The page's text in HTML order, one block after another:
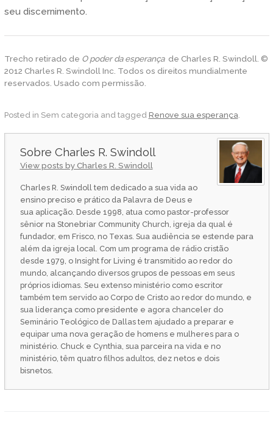
seu discernimento.
Trecho retirado de O poder da esperança de Charles R. Swindoll. ©
2012 Charles R. Swindoll Inc. Todos os direitos mundialmente
reservados. Usado com permissão.
Posted in Sem categoria and tagged Renove sua esperança.
Charles R. Swindoll
View posts by Charles R. Swindoll
Charles R. Swindoll tem dedicado a sua vida ao
ensino preciso e prático da Palavra de Deus e
sua aplicação. Desde 1998, atua como pastor-professor
sênior na Stonebriar Community Church, igreja da qual é
fundador, em Frisco, no Texas. Sua audiência se estende para
além da igreja local. Com um programa de rádio cristão
desde 1979, o Insight for Living é transmitido ao redor do
mundo, alcançando diversos grupos de pessoas em seus
próprios idiomas. Seu extenso ministério como escritor
também tem servido ao Corpo de Cristo ao redor do mundo, e
sua liderança como presidente e agora chanceler do
Seminário Teológico de Dallas tem ajudado a preparar e
equipar uma nova geração de homens e mulheres para o
ministério. Chuck e Cynthia, sua parceira na vida e no
ministério, têm quatro filhos adultos, dez netos e dois
bisnetos.